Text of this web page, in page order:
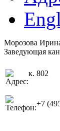
Морозова
Заведующая
к. 802
+7